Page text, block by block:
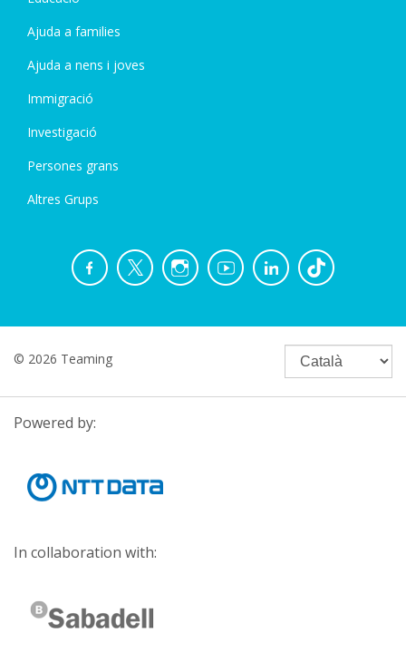
Ajuda a families
Ajuda a nens i joves
Immigració
Investigació
Persones grans
Altres Grups
© 2026 Teaming
Powered by:
In collaboration with: